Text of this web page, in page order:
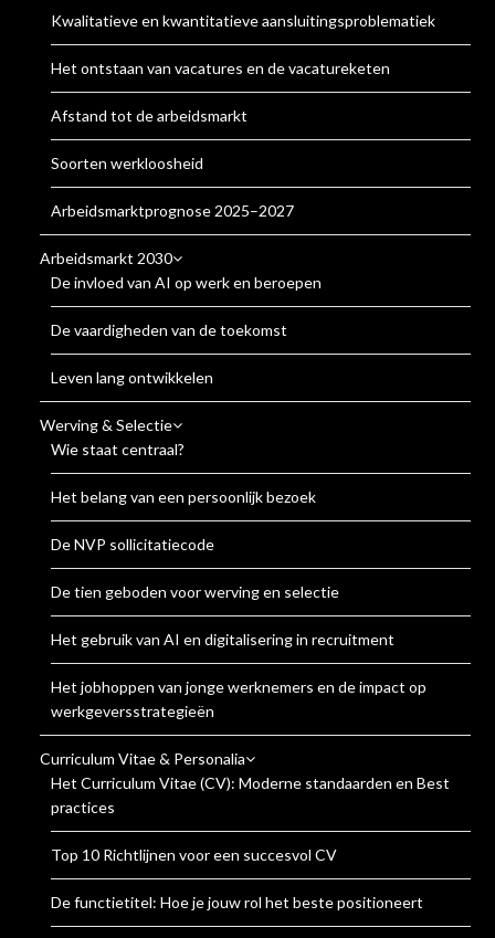
Kwalitatieve en kwantitatieve aansluitingsproblematiek
Het ontstaan van vacatures en de vacatureketen
Afstand tot de arbeidsmarkt
Soorten werkloosheid
Arbeidsmarktprognose 2025–2027
Arbeidsmarkt 2030
De invloed van AI op werk en beroepen
De vaardigheden van de toekomst
Leven lang ontwikkelen
Werving & Selectie
Wie staat centraal?
Het belang van een persoonlijk bezoek
De NVP sollicitatiecode
De tien geboden voor werving en selectie
Het gebruik van AI en digitalisering in recruitment
Het jobhoppen van jonge werknemers en de impact op
werkgeversstrategieën
Curriculum Vitae & Personalia
Het Curriculum Vitae (CV): Moderne standaarden en Best
practices
Top 10 Richtlijnen voor een succesvol CV
De functietitel: Hoe je jouw rol het beste positioneert